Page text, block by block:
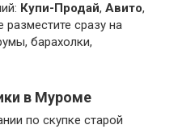
Купи-Продай, Авито,
сразу на
барахолки,
в Муроме
по скупке старой